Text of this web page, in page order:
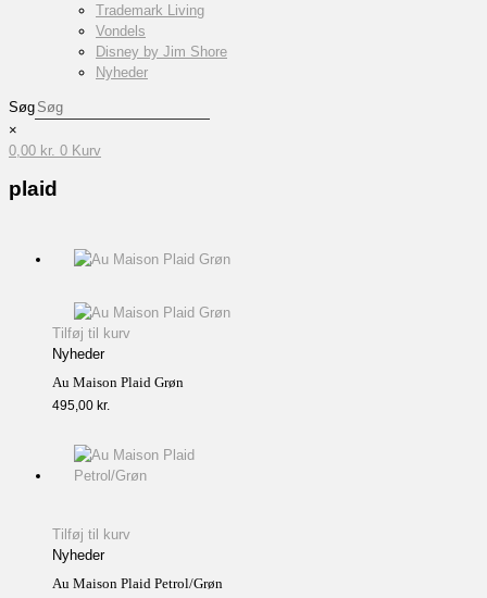
Trademark Living
Vondels
Disney by Jim Shore
Nyheder
Søg
×
0,00 kr. 0 Kurv
plaid
Tilføj til kurv
Nyheder
Au Maison Plaid Grøn
495,00 kr.
Tilføj til kurv
Nyheder
Au Maison Plaid Petrol/Grøn